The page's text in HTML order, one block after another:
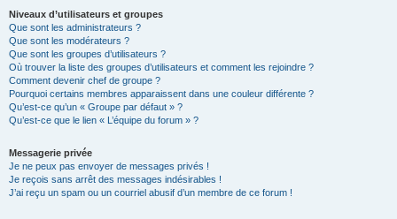
Niveaux d’utilisateurs et groupes
Que sont les administrateurs ?
Que sont les modérateurs ?
Que sont les groupes d’utilisateurs ?
Où trouver la liste des groupes d’utilisateurs et comment les rejoindre ?
Comment devenir chef de groupe ?
Pourquoi certains membres apparaissent dans une couleur différente ?
Qu’est-ce qu’un « Groupe par défaut » ?
Qu’est-ce que le lien « L’équipe du forum » ?
Messagerie privée
Je ne peux pas envoyer de messages privés !
Je reçois sans arrêt des messages indésirables !
J’ai reçu un spam ou un courriel abusif d’un membre de ce forum !